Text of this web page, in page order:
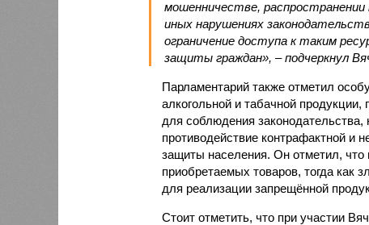
мошенничестве, распространении
иных нарушениях
ограничение доступа к таким
защиты граждан», – подчеркнул
Парламентарий также отметил
алкогольной и табачной
для соблюдения
противодействие контрафактной и
защиты населения. Он отметил,
приобретаемых товаров, тогда как
для реализации запрещённой
Стоит отметить, что при участии